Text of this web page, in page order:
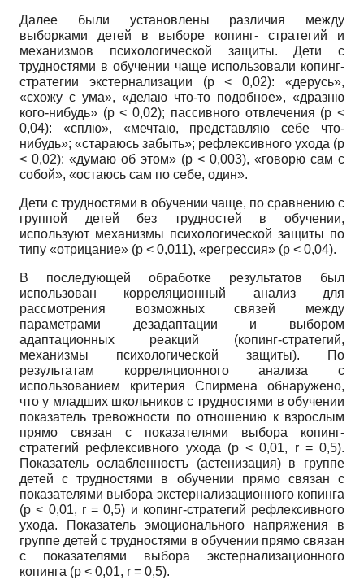
Далее были установлены различия между
выборками детей в выборе копинг- стратегий и
механизмов психологической защиты. Дети с
трудностями в обучении чаще использовали копинг-
стратегии экстернализации (p< 0,02): «дерусь»,
«схожу с ума», «делаю что-то подобное», «дразню
кого-нибудь» (p< 0,02); пассивного отвлечения (p<
0,04): «сплю», «мечтаю, представляю себе что-
нибудь»; «стараюсь забыть»; рефлексивного ухода (p
< 0,02): «думаю об этом» (p < 0,003), «говорю сам с
собой», «остаюсь сам по себе, один».
Дети с трудностями в обучении чаще, по сравнению с
группой детей без трудностей в обучении,
используют механизмы психологической защиты по
типу «отрицание» (p < 0,011), «регрессия» (p < 0,04).
В последующей обработке результатов был
использован корреляционный анализ для
рассмотрения возможных связей между
параметрами дезадаптации и выбором
адаптационных реакций (копинг-стратегий,
механизмы психологической защиты). По
результатам корреляционного анализа с
использованием критерия Спирмена обнаружено,
что у младших школьников с трудностями в обучении
показатель тревожности по отношению к взрослым
прямо связан с показателями выбора копинг-
стратегий рефлексивного ухода (р < 0,01, r = 0,5).
Показатель ослабленностъ (астенизация) в группе
детей с трудностями в обучении прямо связан с
показателями выбора экстернализационного копинга
(p< 0,01, r = 0,5) и копинг-стратегий рефлексивного
ухода. Показатель эмоционального напряжения в
группе детей с трудностями в обучении прямо связан
с показателями выбора экстернализационного
копинга (p < 0,01, r = 0,5).